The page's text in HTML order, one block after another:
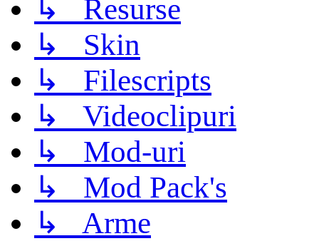
↳ Resurse
↳ Skin
↳ Filescripts
↳ Videoclipuri
↳ Mod-uri
↳ Mod Pack's
↳ Arme